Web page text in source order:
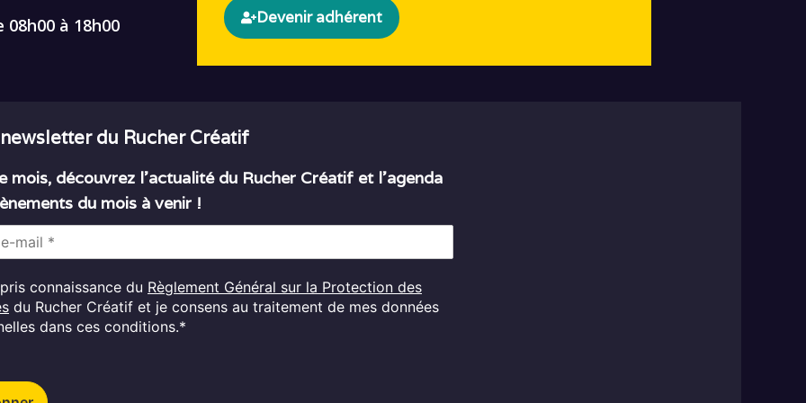
à 18h00 Devenir adhérent
du Rucher Créatif
mois, découvrez l’actualité du Rucher Créatif et l’agenda
du mois à venir !
pris connaissance du Règlement Général sur la Protection des
du Rucher Créatif et je consens au traitement de mes données
dans ces conditions.*